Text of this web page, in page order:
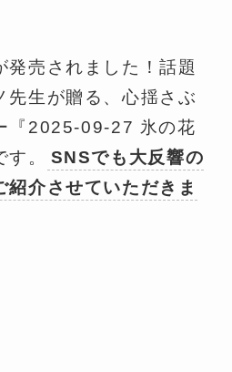
発売されました！話題
先生が贈る、心揺さぶ
『2025-09-27 氷の花
。
SNSでも大反響の
紹介させていただきま